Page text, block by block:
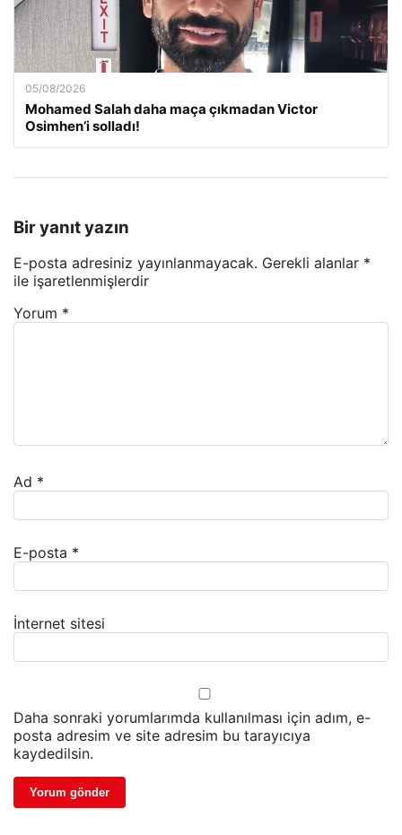
05/08/2026
Mohamed Salah daha maça çıkmadan Victor
Osimhen’i solladı!
Bir yanıt yazın
E-posta adresiniz yayınlanmayacak. Gerekli alanlar *
ile işaretlenmişlerdir
Yorum *
Ad *
E-posta *
İnternet sitesi
Daha sonraki yorumlarımda kullanılması için adım, e-
posta adresim ve site adresim bu tarayıcıya
kaydedilsin.